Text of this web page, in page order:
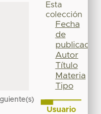
Esta
colección
Fecha
de
publicación
Autor
Título
Materia
Tipo
Usuario